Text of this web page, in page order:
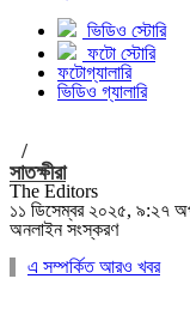
ভিডিও স্টোরি
ফটো স্টোরি
ফটোগ্যালারি
ভিডিও গ্যালারি
/
সাতক্ষীরা
The Editors
১১ ডিসেম্বর ২০২৫, ৯:২৭
অনলাইন সংস্করণ
এ সম্পর্কিত আরও খবর